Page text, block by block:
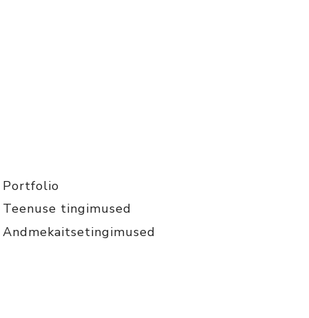
Portfolio
Teenuse tingimused
Andmekaitsetingimused